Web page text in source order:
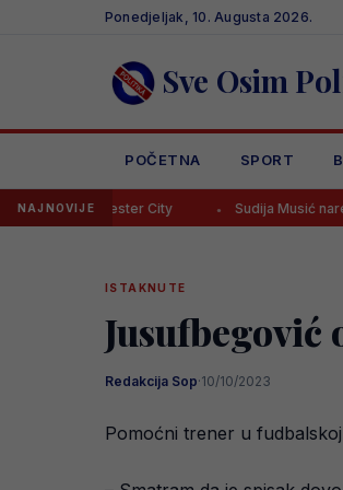
Ponedjeljak, 10. Augusta 2026.
Sve Osim
POČETNA SPORT
NAJNOVIJE
City Sudija Musić naredio
ISTAKNUTE
Redakcija Sop·10/10/2023
Pomoćni trener u